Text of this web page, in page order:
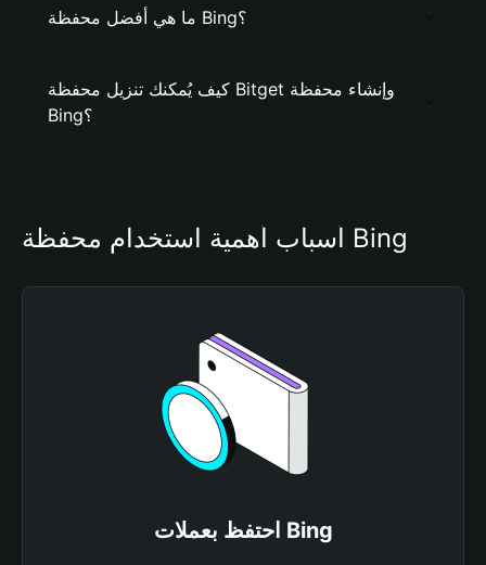
ما هي أفضل محفظة Bing؟
كيف يُمكنك تنزيل محفظة Bitget وإنشاء محفظة
Bing؟
أسباب أهمية استخدام محفظة Bing
احتفظ بعملات Bing